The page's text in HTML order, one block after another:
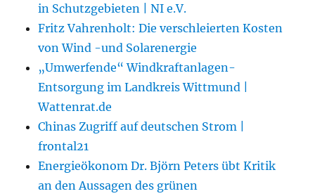
in Schutzgebieten | NI e.V.
Fritz Vahrenholt: Die verschleierten Kosten
von Wind -und Solarenergie
„Umwerfende“ Windkraftanlagen-
Entsorgung im Landkreis Wittmund |
Wattenrat.de
Chinas Zugriff auf deutschen Strom |
frontal21
Energieökonom Dr. Björn Peters übt Kritik
an den Aussagen des grünen